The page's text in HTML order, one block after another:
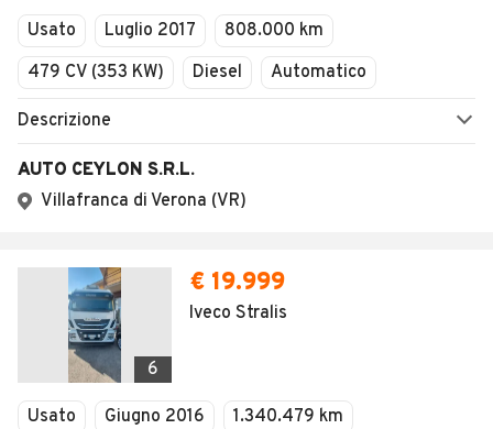
Usato Luglio 2017
808.000 km
479 CV (353 KW)
Diesel Automatico
Descrizione
AUTO CEYLON S.R.L.
Villafranca di Verona (VR)
6
€ 19.999
Iveco Stralis
Usato Giugno 2016
1.340.479 km